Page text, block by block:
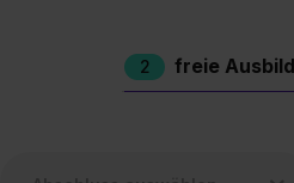
2 freie